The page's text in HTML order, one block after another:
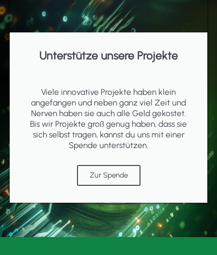
Unterstütze unsere Projekte
Viele innovative Projekte haben klein
angefangen und neben ganz viel Zeit und
Nerven haben sie auch alle Geld gekostet.
Bis wir Projekte groß genug haben, dass sie
sich selbst tragen, kannst du uns mit einer
Spende unterstützen.
Zur Spende